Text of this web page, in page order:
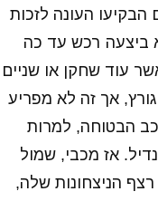
היא ש-14 שחקנים שונים הבקיעו העונה לזכות
ביצעה רכש עד כה
עוד שחקן או שניים
אך זה לא מפריע
הבטוחה, למרות
מאור קנדיל. אז מכבי, שמול
הניצחונות שלה,